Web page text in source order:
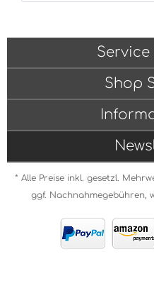
Shop
* Alle Preise inkl. gesetzl.
ggf. Nachnahmegebühren,